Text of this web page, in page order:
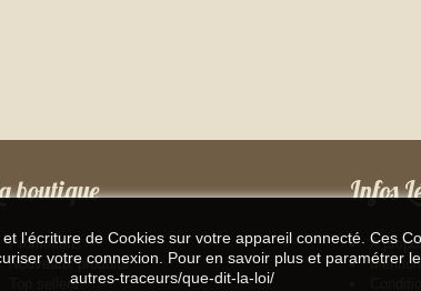
l'écriture de Cookies sur votre appareil connecté. Ces
votre connexion. Pour en savoir plus et paramétrer
autres-traceurs/que-dit-la-loi/
boutique
Promotions
Nouveaux produits
Top sellers
Infos
A